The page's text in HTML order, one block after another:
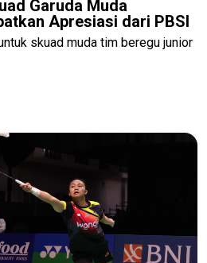
Garuda Muda
Apresiasi dari PBSI
skuad muda tim beregu junior